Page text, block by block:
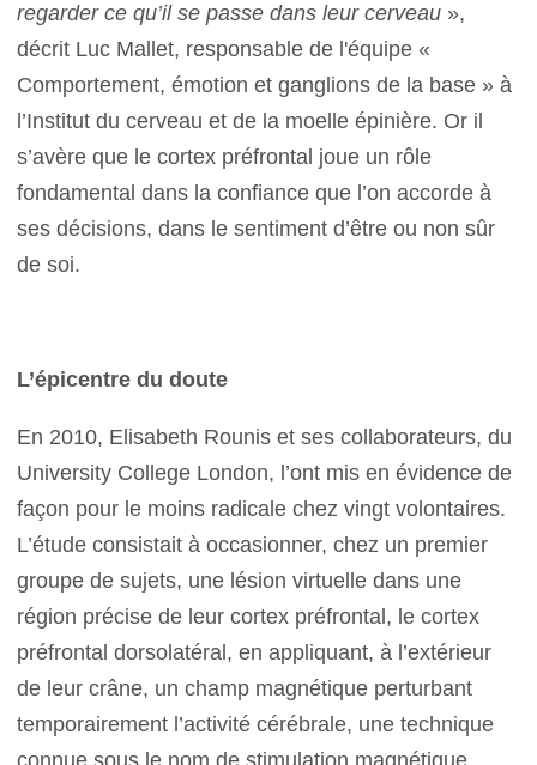
regarder ce qu’il se passe dans leur cerveau »,
décrit Luc Mallet, responsable de l'équipe «
Comportement, émotion et ganglions de la base » à
l’Institut du cerveau et de la moelle épinière. Or il
s’avère que le cortex préfrontal joue un rôle
fondamental dans la confiance que l’on accorde à
ses décisions, dans le sentiment d’être ou non sûr
de soi.
L’épicentre du doute
En 2010, Elisabeth Rounis et ses collaborateurs, du
University College London, l’ont mis en évidence de
façon pour le moins radicale chez vingt volontaires.
L’étude consistait à occasionner, chez un premier
groupe de sujets, une lésion virtuelle dans une
région précise de leur cortex préfrontal, le cortex
préfrontal dorsolatéral, en appliquant, à l’extérieur
de leur crâne, un champ magnétique perturbant
temporairement l’activité cérébrale, une technique